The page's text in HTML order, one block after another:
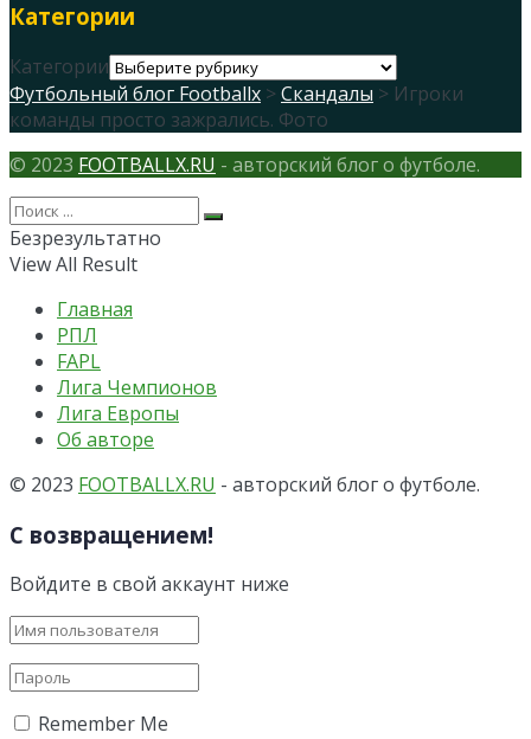
Категории
Категории
Футбольный блог Footballx > Скандалы > Игроки
команды просто зажрались. Фото
© 2023 FOOTBALLX.RU - авторский блог о футболе.
Безрезультатно
View All Result
Главная
РПЛ
FAPL
Лига Чемпионов
Лига Европы
Об авторе
© 2023 FOOTBALLX.RU - авторский блог о футболе.
С возвращением!
Войдите в свой аккаунт ниже
Remember Me